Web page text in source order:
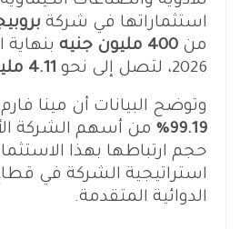
استثماراتها في شركة
من 400 مليون جنيه
بنهاية
2026، لتصل إلى نحو
4.11 مليار جنيه
وتوضح البيانات أن مينا
99.19%
من أسهم الشركة
حجم ارتباطها بهذا
استراتيجية الشركة في
الدوائية المتقدمة.